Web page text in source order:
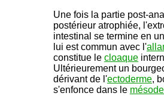
Une fois la partie post-
postérieur atrophiée,
intestinal se termine en
lui est commun avec l'
constitue le cloaque
Ultérieurement un
dérivant de l'ectoderme,
s'enfonce dans le